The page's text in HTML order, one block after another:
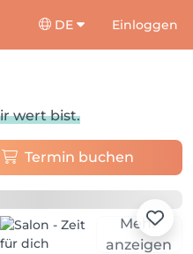
DE Einloggen
wert bist.
Termin buchen
Mehr
anzeigen